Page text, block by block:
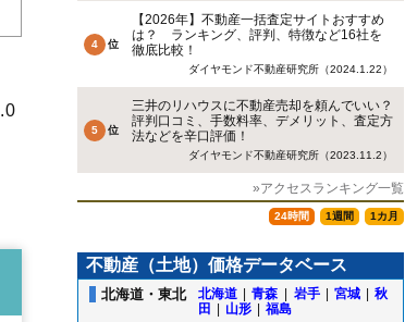
【2026年】不動産一括査定サイトおすすめ
は？ ランキング、評判、特徴など16社を
徹底比較！
ダイヤモンド不動産研究所（2024.1.22）
三井のリハウスに不動産売却を頼んでいい？
評判口コミ、手数料率、デメリット、査定方
法などを辛口評価！
ダイヤモンド不動産研究所（2023.11.2）
»アクセスランキング一覧
24時間 1週間 1カ月
不動産（土地）価格データベース
北海道・東北 北海道 青森 岩手 宮城
秋
田
山形 福島